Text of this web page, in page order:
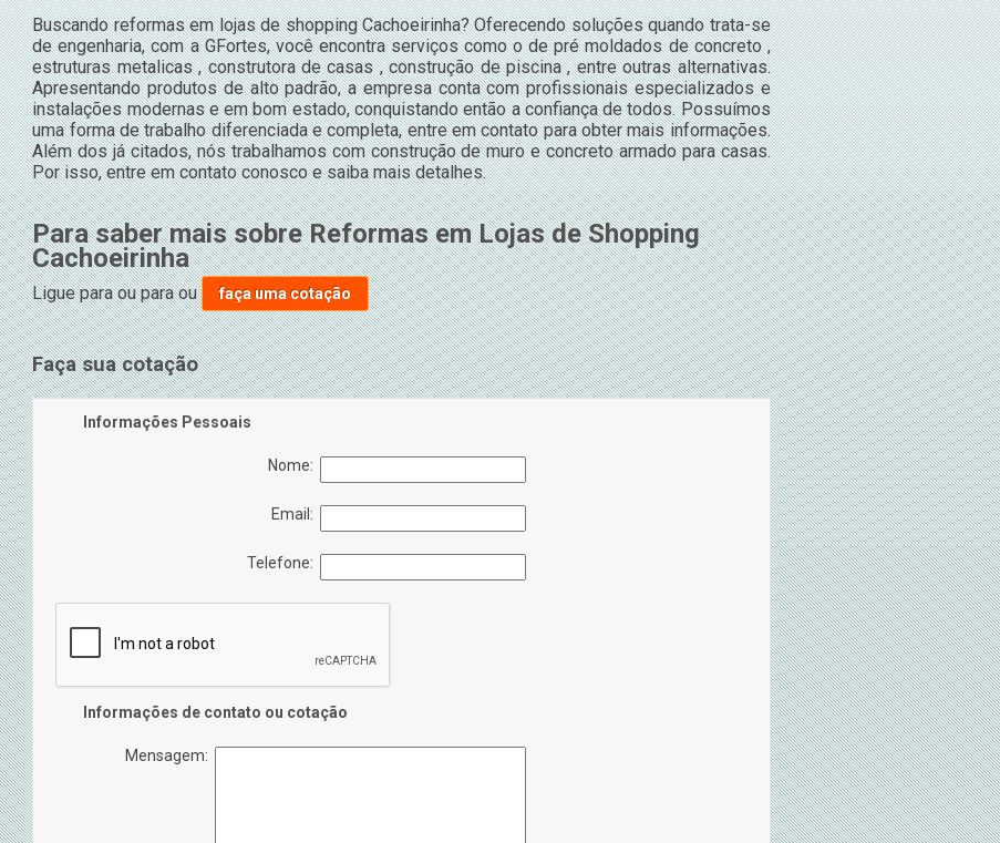
Buscando reformas em lojas de shopping Cachoeirinha? Oferecendo soluções quando trata-se
de engenharia, com a GFortes, você encontra serviços como o de pré moldados de concreto ,
estruturas metalicas , construtora de casas , construção de piscina , entre outras alternativas.
Apresentando produtos de alto padrão, a empresa conta com profissionais especializados e
instalações modernas e em bom estado, conquistando então a confiança de todos. Possuímos
uma forma de trabalho diferenciada e completa, entre em contato para obter mais informações.
Além dos já citados, nós trabalhamos com construção de muro e concreto armado para casas.
Por isso, entre em contato conosco e saiba mais detalhes.
Para saber mais sobre Reformas em Lojas de Shopping
Cachoeirinha
Ligue paraou paraou faça uma cotação
Faça sua cotação
Informações Pessoais
Nome:
Email:
Telefone:
Informações de contato ou cotação
Mensagem: